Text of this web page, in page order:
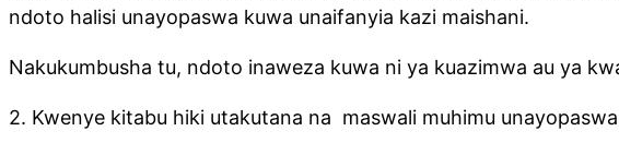
ndoto halisi unayopaswa kuwa unaifanyia kazi maishani.
Nakukumbusha tu, ndoto inaweza kuwa ni ya kuazimwa au ya
2. Kwenye kitabu hiki utakutana na maswali muhimu